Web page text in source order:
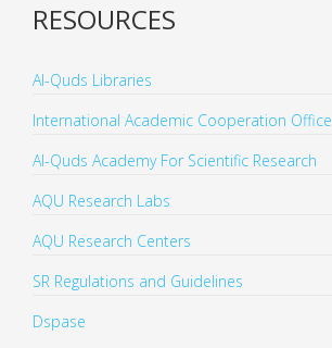
RESOURCES
Al-Quds Libraries
International Academic Cooperation Office
Al-Quds Academy For Scientific Research
AQU Research Labs
AQU Research Centers
SR Regulations and Guidelines
Dspase